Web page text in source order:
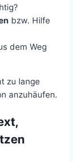
bzw. Hilfe
dem Weg
zu lange
anzuhäufen.